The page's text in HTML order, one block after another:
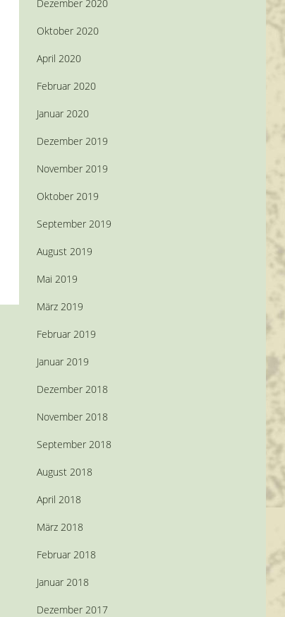
Dezember 2020
Oktober 2020
April 2020
Februar 2020
Januar 2020
Dezember 2019
November 2019
Oktober 2019
September 2019
August 2019
Mai 2019
März 2019
Februar 2019
Januar 2019
Dezember 2018
November 2018
September 2018
August 2018
April 2018
März 2018
Februar 2018
Januar 2018
Dezember 2017